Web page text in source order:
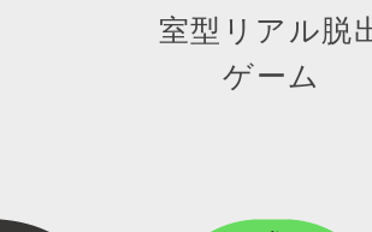
室型リアル脱
ゲーム